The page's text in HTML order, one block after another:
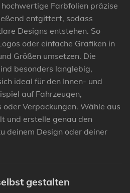
Farbfolien präzise
entgittert, sodass
Designs entstehen. So
oder einfache Grafiken in
Größen umsetzen. Die
besonders langlebig,
ideal für den Innen- und
auf Fahrzeugen,
Verpackungen. Wähle aus
und erstelle genau den
deinem Design oder deiner
gestalten